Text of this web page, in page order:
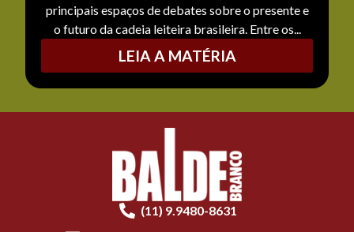
principais espaços de debates sobre o presente e
o futuro da cadeia leiteira brasileira. Entre os...
LEIA A MATÉRIA
(11) 9.9480-8631